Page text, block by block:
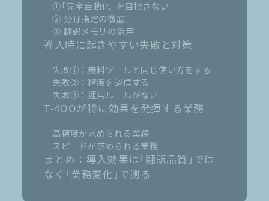
①「完全自動化」を目指さない
② 分野指定の徹底
③ 翻訳メモリの活用
導入時に起きやすい失敗と対策
失敗①：無料ツールと同じ使い方をする
失敗②：精度を過信する
失敗③：運用ルールがない
T-4OOが特に効果を発揮する業務
高精度が求められる業務
スピードが求められる業務
まとめ：導入効果は「翻訳品質」では
なく「業務変化」で測る